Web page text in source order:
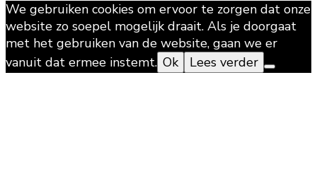
We gebruiken cookies om ervoor te zorgen dat onze
website zo soepel mogelijk draait. Als je doorgaat
met het gebruiken van de website, gaan we er
vanuit dat ermee instemt. Ok Lees verder